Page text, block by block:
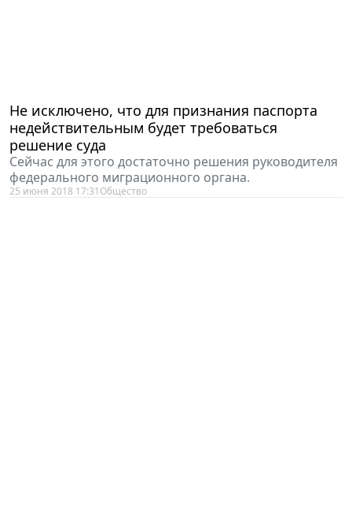
Не исключено, что для признания паспорта
недействительным будет требоваться
решение суда
Сейчас для этого достаточно решения руководителя
федерального миграционного органа.
25 июня 2018 17:31 Общество